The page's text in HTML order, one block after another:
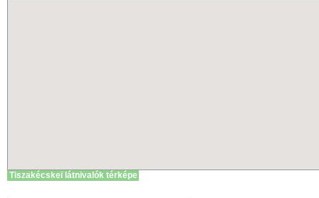
Tiszakécskei látnivalók térképe